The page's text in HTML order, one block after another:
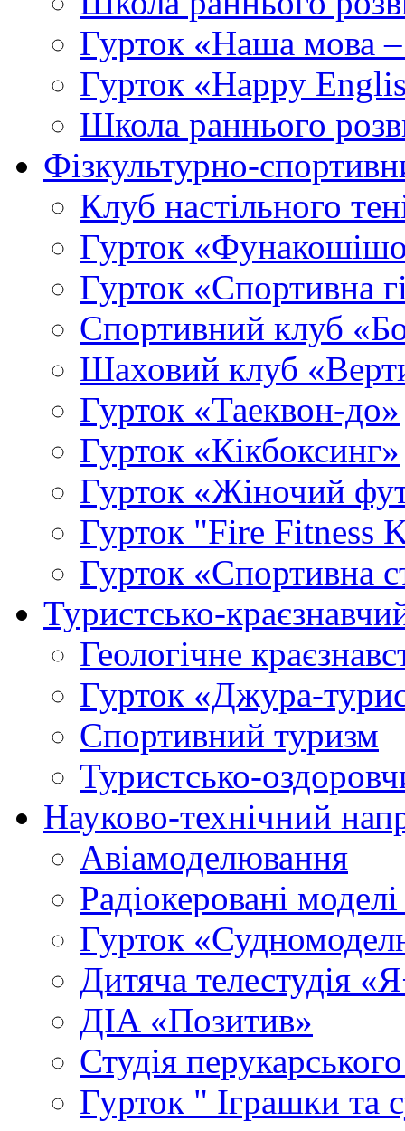
Гурток «Наша мова
Гурток «Happy
Школа раннього
Фізкультурно-
Клуб настільного
Гурток
Гурток «Спортивна
Спортивний клуб
Шаховий клуб
Гурток «Таеквон-до»
Гурток «Кікбоксинг»
Гурток «Жіночий
Гурток "Fire Fitness
Гурток «Спортивна
Туристсько-
Геологічне
Гурток «Джура-
Спортивний туризм
Туристсько-
Науково-технічний
Авіамоделювання
Радіокеровані моделі
Гурток
Дитяча телестудія
ДІА «Позитив»
Студія
Гурток " Іграшки та